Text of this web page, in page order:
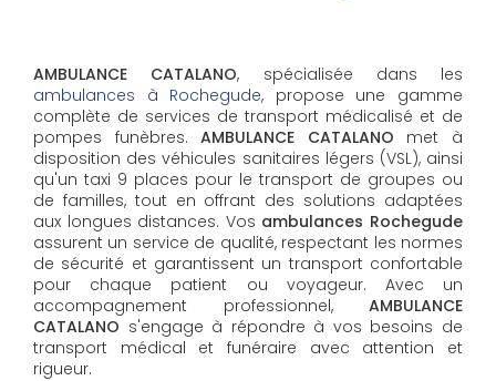
AMBULANCE CATALANO, spécialisée dans les
ambulances à Rochegude, propose une gamme
complète de services de transport médicalisé et de
pompes funèbres.AMBULANCE CATALANO met à
disposition des véhicules sanitaires légers (VSL), ainsi
qu'un taxi 9 places pour le transport de groupes ou
de familles, tout en offrant des solutions adaptées
aux longues distances. Vos ambulances Rochegude
assurent un service de qualité, respectant les normes
de sécurité et garantissent un transport confortable
pour chaque patient ou voyageur. Avec un
accompagnement professionnel, AMBULANCE
CATALANO s'engage à répondre à vos besoins de
transport médical et funéraire avec attention et
rigueur.